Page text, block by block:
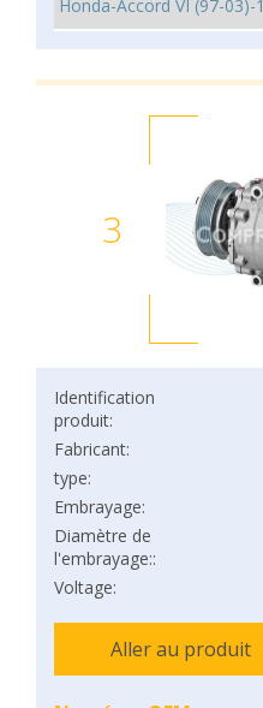
3
Identification
produit:
Fabricant:
type:
Embrayage:
Diamètre de
l'embrayage::
Voltage:
Aller au produit